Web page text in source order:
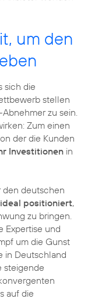
um den
sich die
stellen
zu sein.
Zum einen
der die Kunden
Investitionen in
den deutschen
positioniert,
zu bringen.
Expertise und
um die Gunst
in Deutschland
steigende
auf die